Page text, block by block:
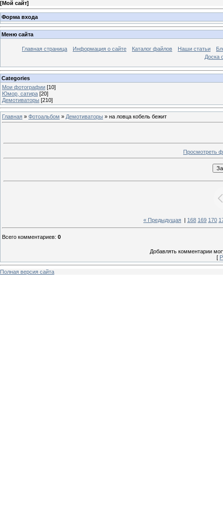
[Мой сайт]
Форма входа
Меню сайта
Главная страница Информация о сайте Каталог файлов Наши статьи
Доска
Categories
Мои фотографии [10]
Юмор, сатира [20]
Демотиваторы [210]
Главная » Фотоальбом » Демотиваторы » на ловца кобель бежит
Просмотреть
« Предыдущая 168 169 170
Всего комментариев: 0
Добавлять комментарии
[
Полная версия сайта